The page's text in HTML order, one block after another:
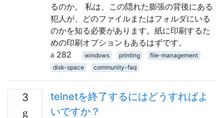
るのか。 私は、この隠れた膨張の背後にある
犯人が、どのファイルまたはフォルダにいる
のかを知る必要があります。紙に印刷するた
めの印刷オプションもあるはずです。
282
windows printing
file-management
disk-space
community-faq
3
telnetを終了するにはどうすればよ
いですか？